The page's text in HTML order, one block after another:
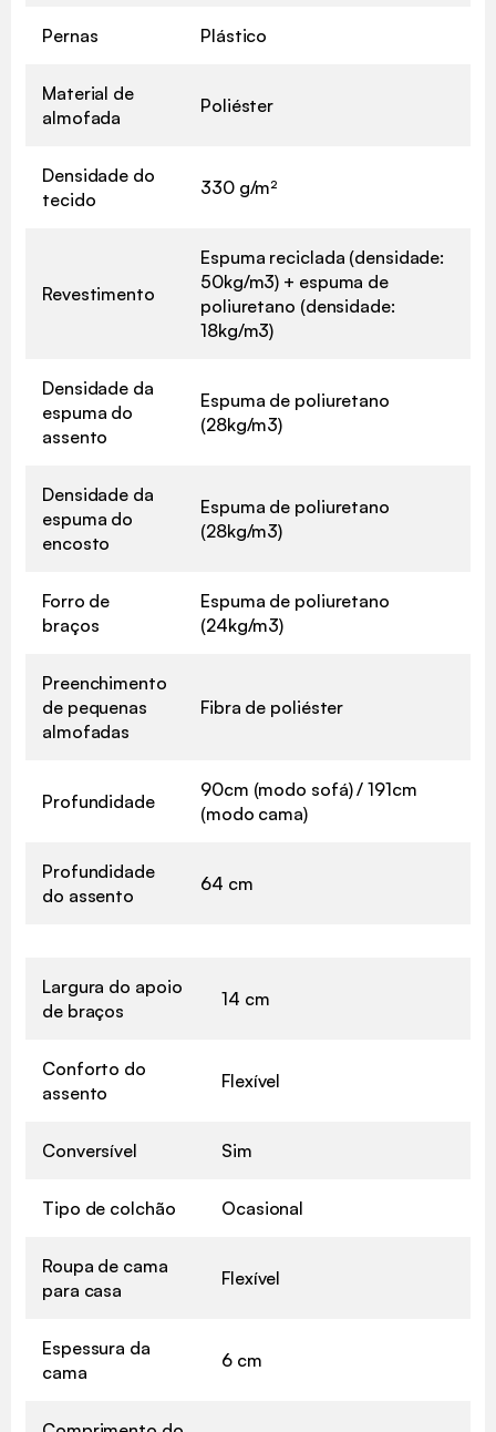
Pernas Plástico
Material de
almofada
Poliéster
Densidade do
tecido
330 g/m²
Revestimento
Espuma reciclada (densidade:
50kg/m3) + espuma de
poliuretano (densidade:
18kg/m3)
Densidade da
espuma do
assento
Espuma de poliuretano
(28kg/m3)
Densidade da
espuma do
encosto
Espuma de poliuretano
(28kg/m3)
Forro de
braços
Espuma de poliuretano
(24kg/m3)
Preenchimento
de pequenas
almofadas
Fibra de poliéster
Profundidade
90cm (modo sofá) / 191cm
(modo cama)
Profundidade
do assento
64 cm
Largura do apoio
de braços
14 cm
Conforto do
assento
Flexível
Conversível Sim
Tipo de colchão Ocasional
Roupa de cama
para casa
Flexível
Espessura da
cama
6 cm